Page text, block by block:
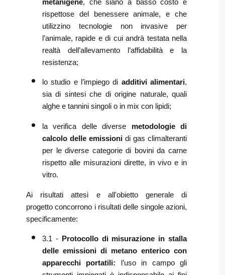
metanigene, che siano a basso costo e
rispettose del benessere animale, e che
utilizzino tecnologie non invasive per
l’animale, rapide e di cui andrà testata nella
realtà dell’allevamento l’affidabilità e la
resistenza;
lo studio e l’impiego di additivi alimentari,
sia di sintesi che di origine naturale, quali
alghe e tannini singoli o in mix con lipidi;
la verifica delle diverse metodologie di
calcolo delle emissioni di gas climalteranti
per le diverse categorie di bovini da carne
rispetto alle misurazioni dirette, in vivo e in
vitro.
Ai risultati attesi e all'obietto generale di
progetto concorrono i risultati delle singole azioni,
specificamente:
3.1 -
Protocollo di misurazione in stalla
delle emissioni di metano enterico con
apparecchi portatili: l’uso in campo gli